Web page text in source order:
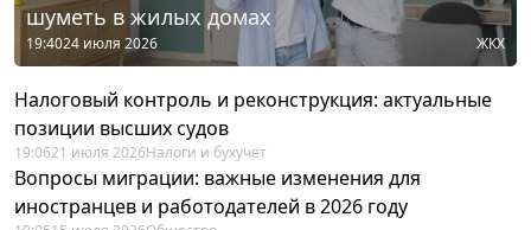
шуметь в жилых домах
19:4024 июля 2026 ЖКХ
Налоговый контроль и реконструкция: актуальные
позиции высших судов
19:0621 июля 2026Налоги и бухучет
Вопросы миграции: важные изменения для
иностранцев и работодателей в 2026 году